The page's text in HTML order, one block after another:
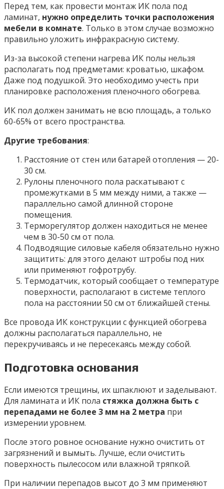
Перед тем, как провести монтаж ИК пола под
ламинат, нужно определить точки расположения
мебели в комнате. Только в этом случае возможно
правильно уложить инфракрасную систему.
Из-за высокой степени нагрева ИК полы нельзя
располагать под предметами: кроватью, шкафом.
Даже под подушкой. Это необходимо учесть при
планировке расположения пленочного обогрева.
ИК пол должен занимать не всю площадь, а только
60-65% от всего пространства.
Другие требования:
Расстояние от стен или батарей отопления — 20-
30 см.
Рулоны пленочного пола раскатывают с
промежутками в 5 мм между ними, а также —
параллельно самой длинной стороне
помещения.
Терморегулятор должен находиться не менее
чем в 30-50 см от пола.
Подводящие силовые кабеля обязательно нужно
защитить: для этого делают штробы под них
или применяют гофротрубу.
Термодатчик, который сообщает о температуре
поверхности, располагают в системе теплого
пола на расстоянии 50 см от ближайшей стены.
Все провода ИК конструкции с функцией обогрева
должны располагаться параллельно, не
перекручиваясь и не пересекаясь между собой.
Подготовка основания
Если имеются трещины, их шпаклюют и заделывают.
Для ламината и ИК пола стяжка должна быть с
перепадами не более 3 мм на 2 метра при
измерении уровнем.
После этого ровное основание нужно очистить от
загрязнений и вымыть. Лучше, если очистить
поверхность пылесосом или влажной тряпкой.
При наличии перепадов высот до 3 мм применяют